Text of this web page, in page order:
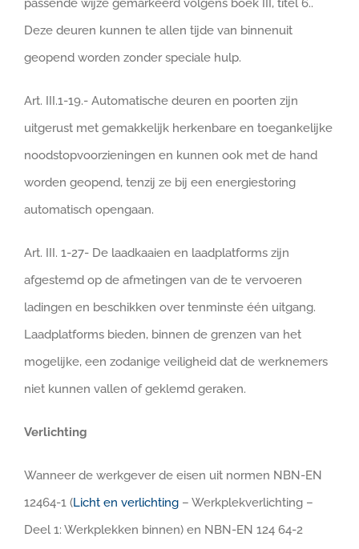
passende wijze gemarkeerd volgens boek III, titel 6..
Deze deuren kunnen te allen tijde van binnenuit
geopend worden zonder speciale hulp.
Art. III.1-19.- Automatische deuren en poorten zijn
uitgerust met gemakkelijk herkenbare en toegankelijke
noodstopvoorzieningen en kunnen ook met de hand
worden geopend, tenzij ze bij een energiestoring
automatisch opengaan.
Art. III. 1-27- De laadkaaien en laadplatforms zijn
afgestemd op de afmetingen van de te vervoeren
ladingen en beschikken over tenminste één uitgang.
Laadplatforms bieden, binnen de grenzen van het
mogelijke, een zodanige veiligheid dat de werknemers
niet kunnen vallen of geklemd geraken.
Verlichting
Wanneer de werkgever de eisen uit normen NBN-EN
12464-1 (Licht en verlichting – Werkplekverlichting –
Deel 1: Werkplekken binnen) en NBN-EN 124 64-2